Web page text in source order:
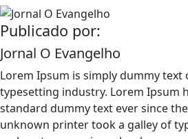
Publicado por:
Jornal O Evangelho
Lorem Ipsum is simply dummy
typesetting industry. Lorem Ipsum
standard dummy text ever since
unknown printer took a galley of